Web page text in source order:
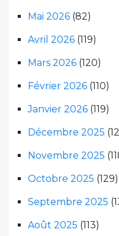
Mai 2026 (82)
Avril 2026 (119)
Mars 2026 (120)
Février 2026 (110)
Janvier 2026 (119)
Décembre 2025
Novembre 2025
Octobre 2025 (129)
Septembre 2025
Août 2025 (113)